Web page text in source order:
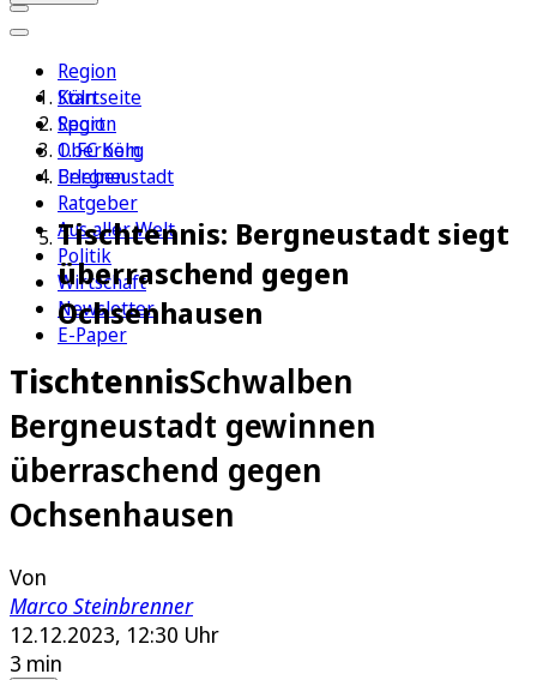
Region
Köln
Sport
1. FC Köln
Erleben
Ratgeber
Aus aller Welt
Politik
Wirtschaft
Newsletter
E-Paper
Startseite
Region
Oberberg
Bergneustadt
Tischtennis: Bergneustadt siegt
überraschend gegen
Ochsenhausen
TischtennisSchwalben
Bergneustadt gewinnen
überraschend gegen
Ochsenhausen
Von
Marco Steinbrenner
12.12.2023, 12:30 Uhr
3 min